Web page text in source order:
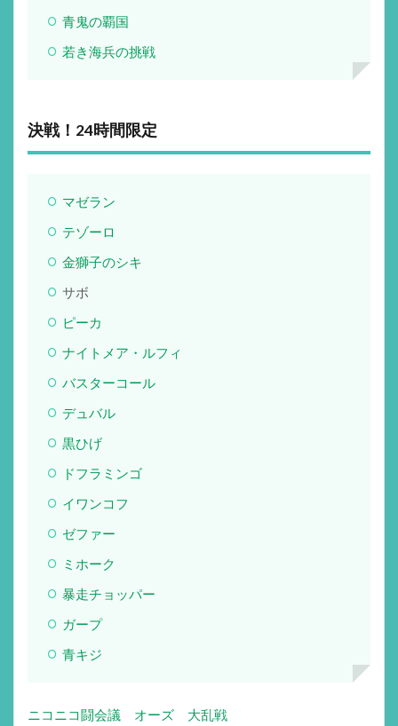
青鬼の覇国
若き海兵の挑戦
決戦！24時間限定
マゼラン
テゾーロ
金獅子のシキ
サボ
ピーカ
ナイトメア・ルフィ
バスターコール
デュバル
黒ひげ
ドフラミンゴ
イワンコフ
ゼファー
ミホーク
暴走チョッパー
ガープ
青キジ
ニコニコ闘会議 オーズ 大乱戦